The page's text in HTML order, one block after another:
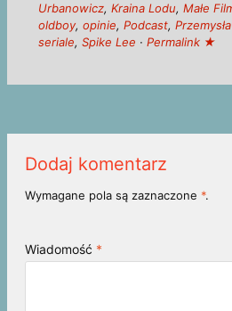
Urbanowicz, Kraina Lodu, Małe
oldboy, opinie, Podcast,
seriale, Spike Lee · Permalink ★
Dodaj komentarz
Wymagane pola są zaznaczone *.
Wiadomość *